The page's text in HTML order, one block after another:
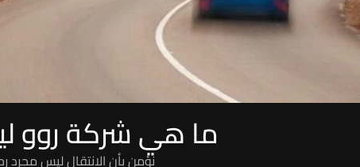
ما هي شركة روو
نؤمن بأن الانتقال ليس مجرد